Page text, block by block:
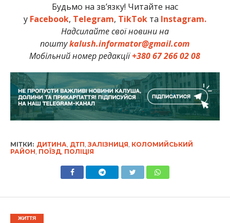
Будьмо на зв’язку! Читайте нас
у Facebook, Telegram, TikTokта Instagram.
Надсилайте свої новини на
поштуkalush.informator@gmail.com
Мобільний номер редакції+380 67 266 02 08
МІТКИ: ДИТИНА ДТП ЗАЛІЗНИЦЯ КОЛОМИЙСЬКИЙ
РАЙОН ПОЇЗД, ПОЛІЦІЯ
ЖИТТЯ